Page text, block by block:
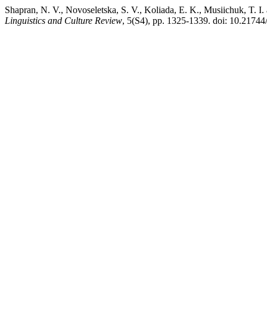
Shapran, N. V., Novoseletska, S. V., Koliada, E. K., Musiichuk, T.
Linguistics and Culture Review, 5(S4), pp. 1325-1339. doi: